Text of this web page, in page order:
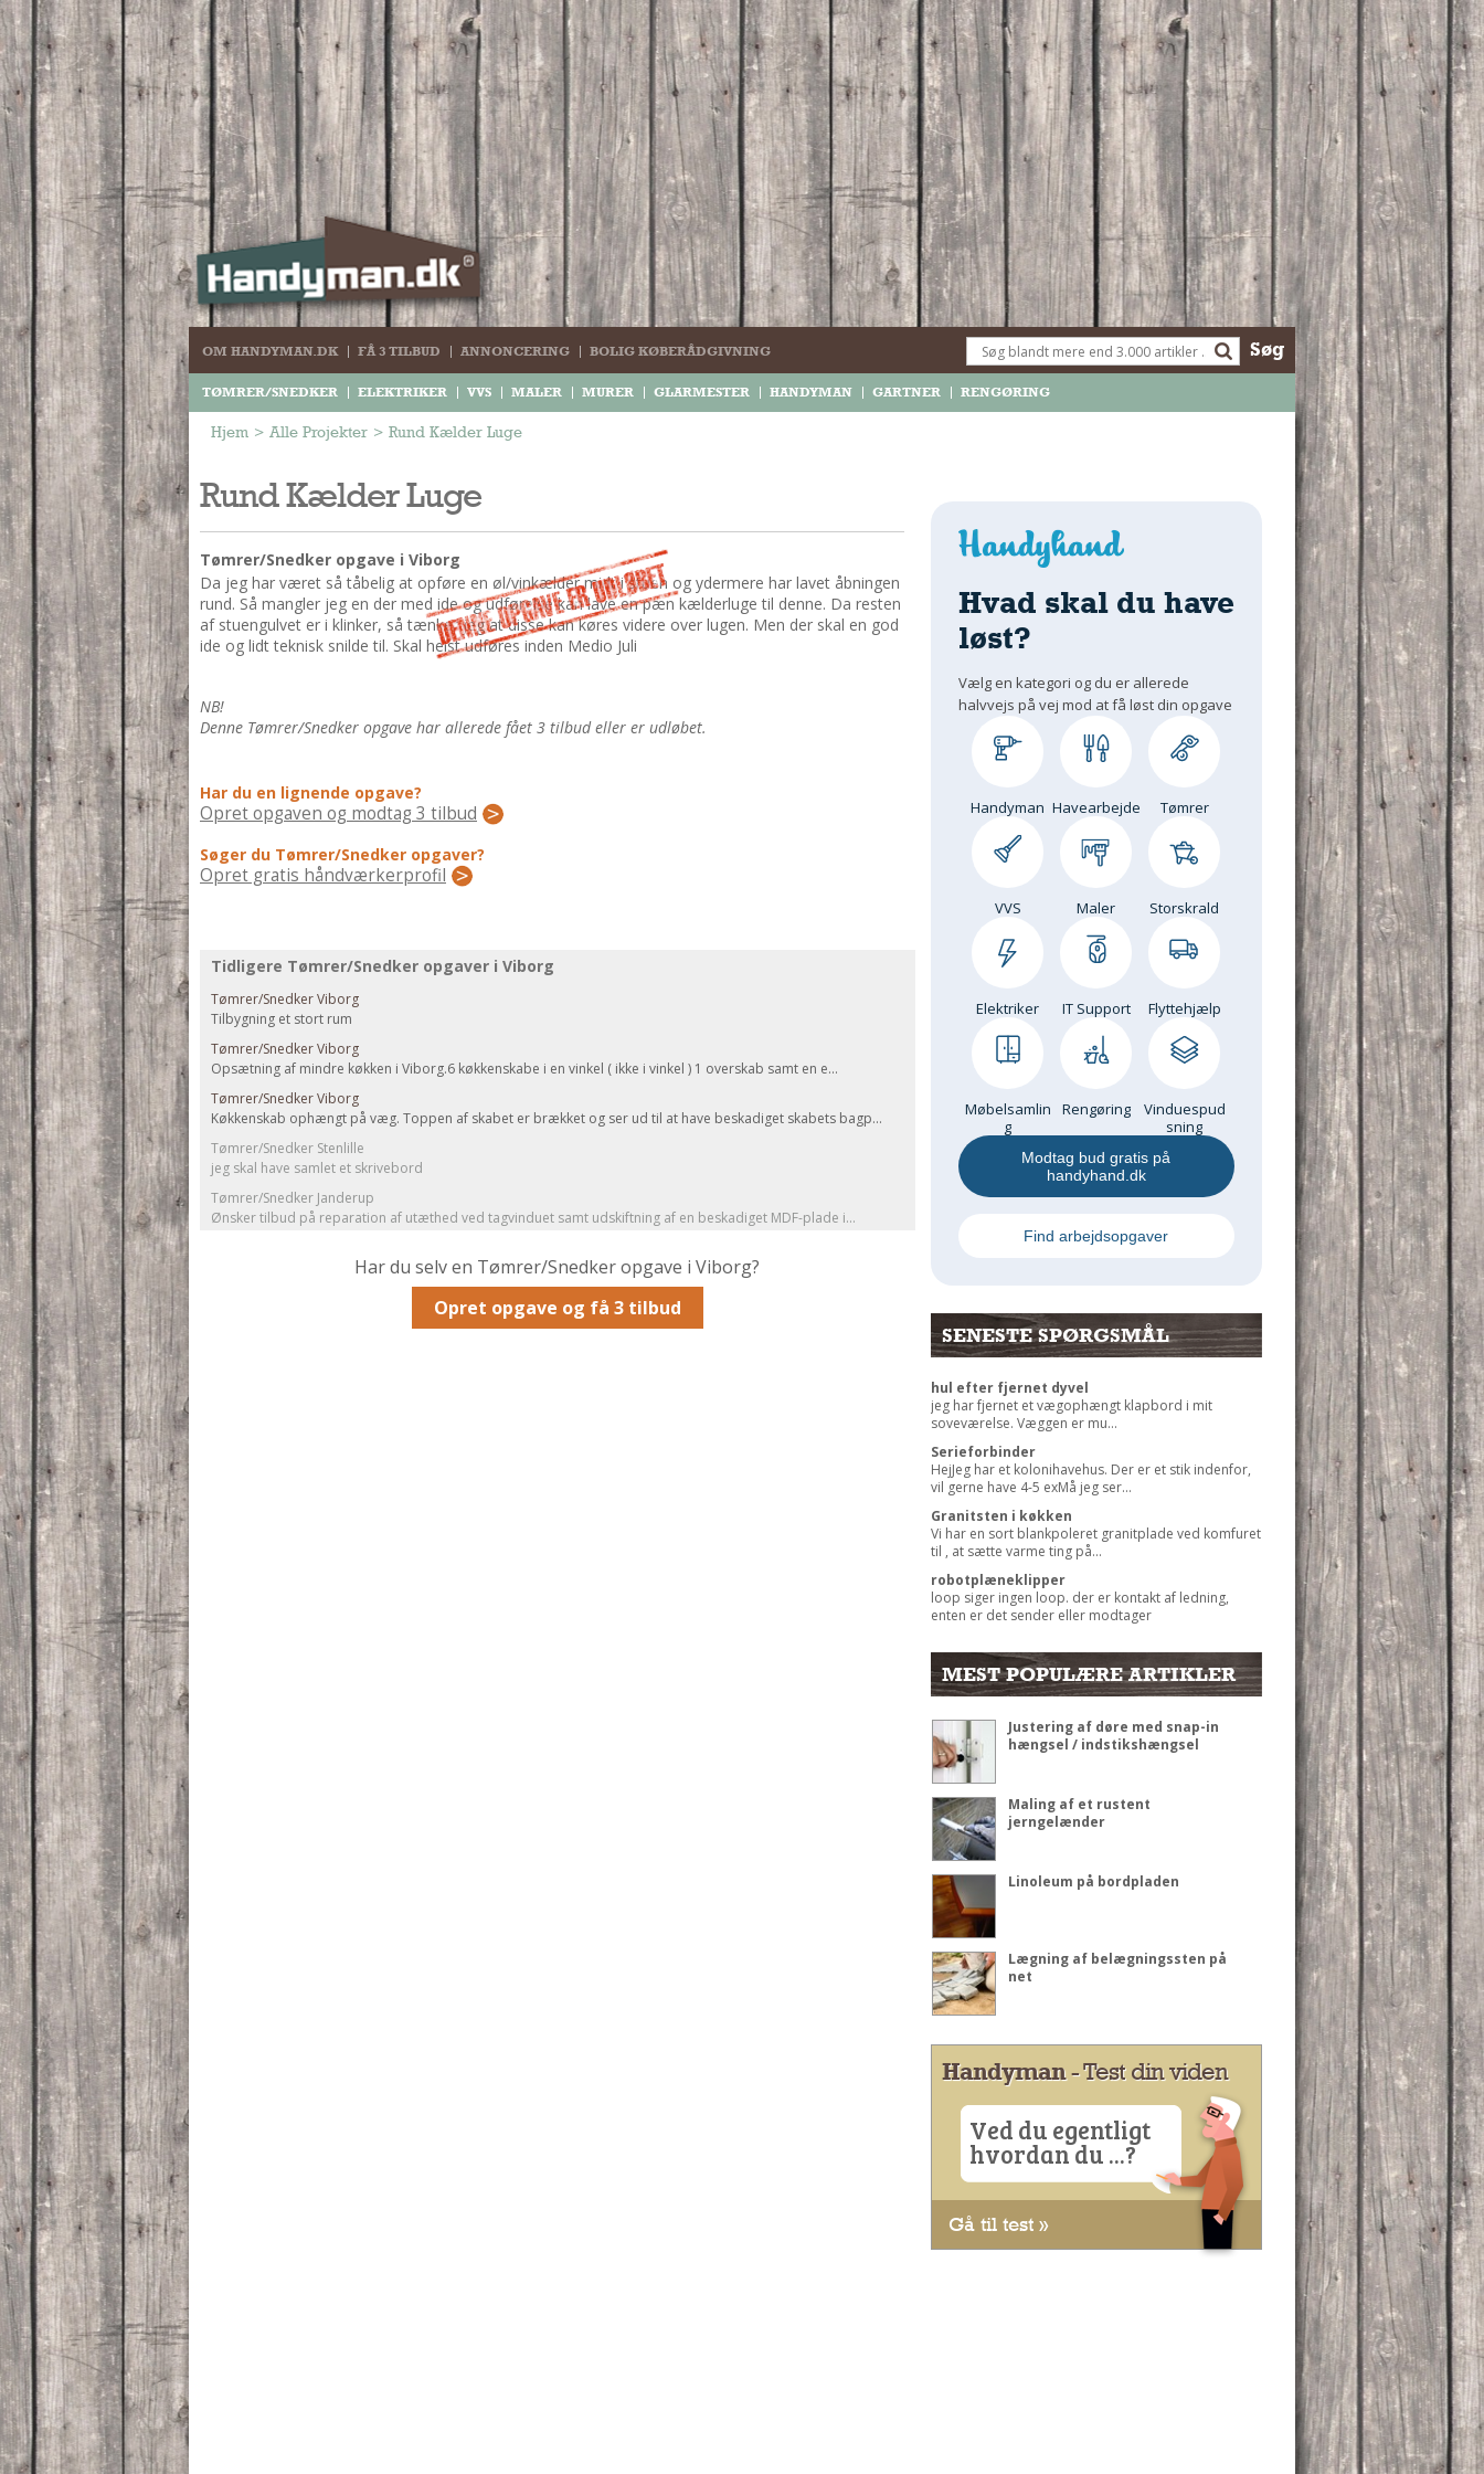
OM HANDYMAN.DK FÅ 3 TILBUD ANNONCERING BOLIG KØBERÅDGIVNING
TØMRER/SNEDKER ELEKTRIKER VVS MALER MURER GLARMESTER HANDYMAN GARTNER RENGØRING
Søg
Hjem > Alle Projekter > Rund Kælder Luge
Rund Kælder Luge
Tømrer/Snedker opgave i Viborg
Da jeg har været så tåbelig at opføre en øl/vinkælder midt i stuen og ydermere har lavet åbningen
rund. Så mangler jeg en der med ide og udførelse kan lave en pæn kælderluge til denne. Da resten
af stuengulvet er i klinker, så tænker jeg at disse kan køres videre over lugen. Men der skal en god
ide og lidt teknisk snilde til. Skal helst udføres inden Medio Juli
NB!
Denne Tømrer/Snedker opgave har allerede fået 3 tilbud eller er udløbet.
Har du en lignende opgave?
Opret opgaven og modtag 3 tilbud
Søger du Tømrer/Snedker opgaver?
Opret gratis håndværkerprofil
Tidligere Tømrer/Snedker opgaver i Viborg
Tømrer/Snedker Viborg
Tilbygning et stort rum
Tømrer/Snedker Viborg
Opsætning af mindre køkken i Viborg.6 køkkenskabe i en vinkel ( ikke i vinkel ) 1 overskab samt en e...
Tømrer/Snedker Viborg
Køkkenskab ophængt på væg. Toppen af skabet er brækket og ser ud til at have beskadiget skabets bagp...
Tømrer/Snedker Stenlille
jeg skal have samlet et skrivebord
Tømrer/Snedker Janderup
Ønsker tilbud på reparation af utæthed ved tagvinduet samt udskiftning af en beskadiget MDF-plade i...
Har du selv en Tømrer/Snedker opgave i Viborg?
Opret opgave og få 3 tilbud
Hvad skal du have
løst?
Vælg en kategori og du er allerede
halvvejs på vej mod at få løst din opgave
Handyman Havearbejde Tømrer
VVS Maler Storskrald
Elektriker IT Support Flyttehjælp
Møbelsamlin
g
Rengøring
Vinduespud
sning
Modtag bud gratis på
handyhand.dk
Find arbejdsopgaver
SENESTE SPØRGSMÅL
hul efter fjernet dyvel
jeg har fjernet et vægophængt klapbord i mit
soveværelse. Væggen er mu...
Serieforbinder
HejJeg har et kolonihavehus. Der er et stik indenfor,
vil gerne have 4-5 exMå jeg ser...
Granitsten i køkken
Vi har en sort blankpoleret granitplade ved komfuret
til , at sætte varme ting på...
robotplæneklipper
loop siger ingen loop. der er kontakt af ledning,
enten er det sender eller modtager
MEST POPULÆRE ARTIKLER
Justering af døre med snap-in
hængsel / indstikshængsel
Maling af et rustent
jerngelænder
Linoleum på bordpladen
Lægning af belægningssten på
net
Handyman- Test din viden
Ved du egentligt
hvordan du ...?
Gå til test »